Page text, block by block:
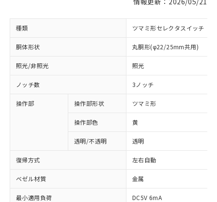
種類 ツマミ形セレクタスイッチ
胴体形状 丸胴形(φ22/25mm共用)
照光/非照光 照光
ノッチ数 3ノッチ
操作部 操作部形状 ツマミ形
操作部色 黄
透明/不透明 透明
復帰方式 左右自動
ベゼル材質 金属
最小適用負荷 DC5V 6mA